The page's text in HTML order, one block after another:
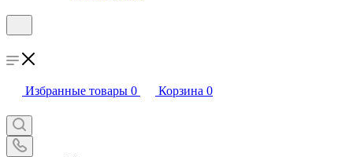
Избранные товары 0 Корзина 0